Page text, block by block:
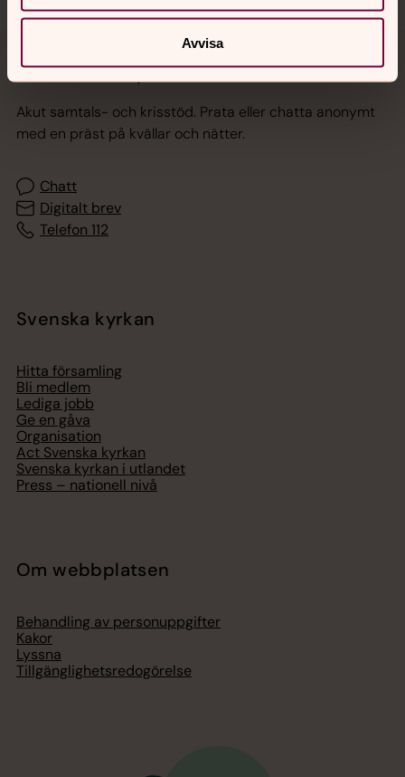
Avvisa
Jourhavande präst
Akut samtals- och krisstöd. Prata eller chatta anonymt
med en präst på kvällar och nätter.
Chatt
Digitalt brev
Telefon 112
Svenska kyrkan
Hitta församling
Bli medlem
Lediga jobb
Ge en gåva
Organisation
Act Svenska kyrkan
Svenska kyrkan i utlandet
Press – nationell nivå
Om webbplatsen
Behandling av personuppgifter
Kakor
Lyssna
Tillgänglighetsredogörelse